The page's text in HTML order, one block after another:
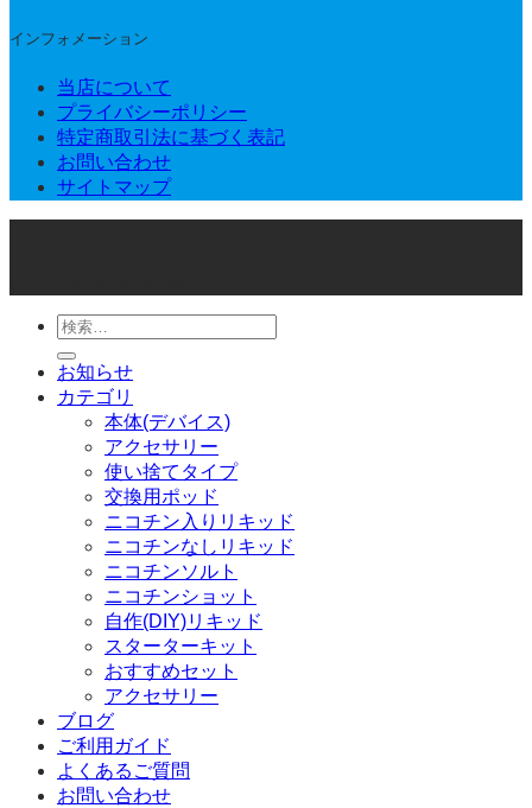
インフォメーション
当店について
プライバシーポリシー
特定商取引法に基づく表記
お問い合わせ
サイトマップ
検
索
対
象:
お知らせ
カテゴリ
本体(デバイス)
アクセサリー
使い捨てタイプ
交換用ポッド
ニコチン入りリキッド
ニコチンなしリキッド
ニコチンソルト
ニコチンショット
自作(DIY)リキッド
スターターキット
おすすめセット
アクセサリー
ブログ
ご利用ガイド
よくあるご質問
お問い合わせ